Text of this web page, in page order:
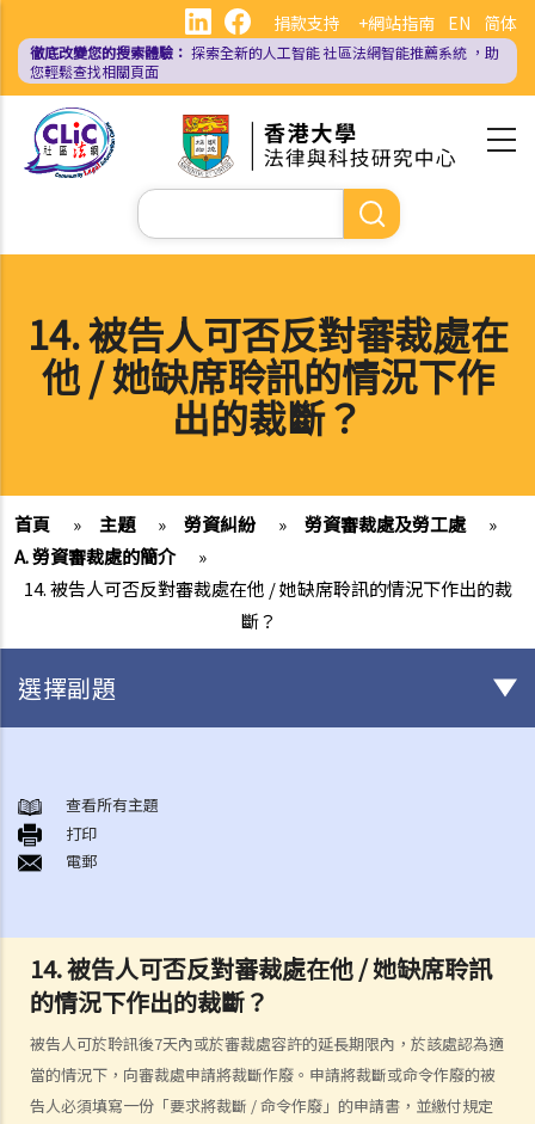
內
EN 简体
捐款支持 +網站指南
徹底改變您的搜索體驗： 探索全新的人工智能社區法網智能推薦系統 ，助
您輕鬆查找相關頁面
Search
14. 被告人可否反對審裁處在
他 / 她缺席聆訊的情況下作
出的裁斷？
首頁 » 主題 » 勞資糾紛 » 勞資審裁處及勞工處
»
A. 勞資審裁處的簡介
»
14. 被告人可否反對審裁處在他 / 她缺席聆訊的情況下作出的裁
斷？
14. 被告人可否反對審裁處在他 / 她缺席聆訊
的情況下作出的裁斷？
被告人可於聆訊後7天內或於審裁處容許的延長期限內，於該處認為適
當的情況下，向審裁處申請將裁斷作廢。申請將裁斷或命令作廢的被
告人必須填寫一份「要求將裁斷 / 命令作廢」的申請書，並繳付規定
選擇副題
A. 「僱傭合約」之闡釋
1. 僱傭合約的持續期是多久？
2. 甚麼是「連續性」僱傭合約？
3. 僱主是否可以選擇簽訂一系列較短且間斷的僱傭合同，以避免向僱員
提供法定福利和權益？
3. 如何分辨「僱傭合約」以及「獨立承包商（或自僱人士）之服務合
約」？
4. 我接受了一份新聘約，並知道將於某日上班；而另一方面，我亦已給
查看所有主題
打印
電郵